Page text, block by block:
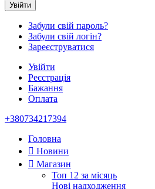
Увійти
Забули свій пароль?
Забули свій логін?
Зареєструватися
Увійти
Реєстрація
Бажання
Оплата
+380734217394
Головна
Новини
Магазин
Топ 12 за місяць
Нові надходження